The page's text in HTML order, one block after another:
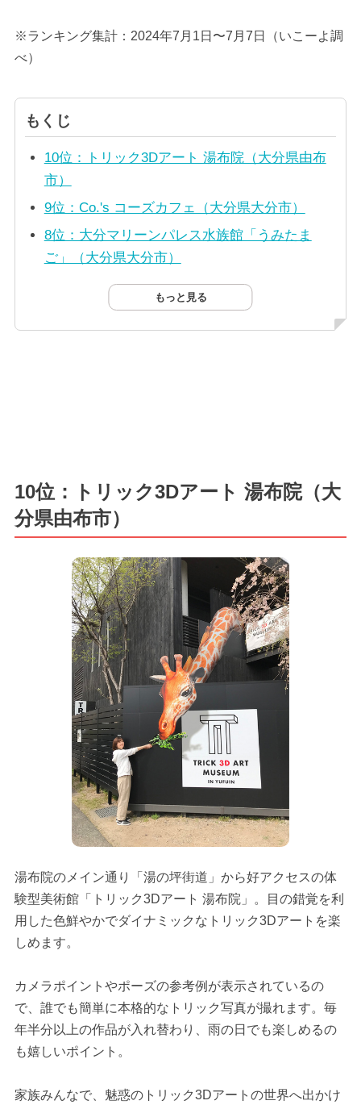
※ランキング集計：2024年7月1日〜7月7日（いこーよ調
べ）
もくじ
10位：トリック3Dアート 湯布院（大分県由布
市）
9位：Co.'s コーズカフェ（大分県大分市）
8位：大分マリーンパレス水族館「うみたま
ご」（大分県大分市）
もっと見る
10位：トリック3Dアート 湯布院（大
分県由布市）
湯布院のメイン通り「湯の坪街道」から好アクセスの体
験型美術館「トリック3Dアート 湯布院」。目の錯覚を利
用した色鮮やかでダイナミックなトリック3Dアートを楽
しめます。
カメラポイントやポーズの参考例が表示されているの
で、誰でも簡単に本格的なトリック写真が撮れます。毎
年半分以上の作品が入れ替わり、雨の日でも楽しめるの
も嬉しいポイント。
家族みんなで、魅惑のトリック3Dアートの世界へ出かけ